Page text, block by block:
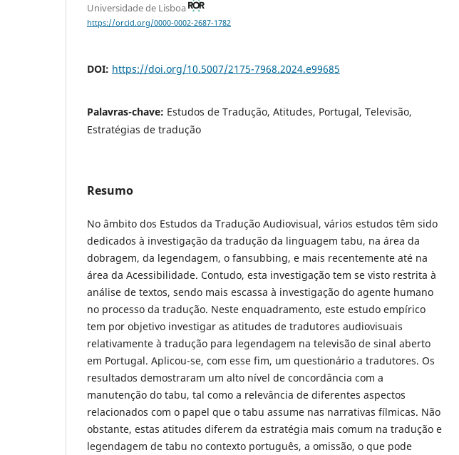
Universidade de Lisboa
https://orcid.org/0000-0002-2687-1782
DOI: https://doi.org/10.5007/2175-7968.2024.e99685
Palavras-chave: Estudos de Tradução, Atitudes, Portugal, Televisão,
Estratégias de tradução
Resumo
No âmbito dos Estudos da Tradução Audiovisual, vários estudos têm sido
dedicados à investigação da tradução da linguagem tabu, na área da
dobragem, da legendagem, o fansubbing, e mais recentemente até na
área da Acessibilidade. Contudo, esta investigação tem se visto restrita à
análise de textos, sendo mais escassa à investigação do agente humano
no processo da tradução. Neste enquadramento, este estudo empírico
tem por objetivo investigar as atitudes de tradutores audiovisuais
relativamente à tradução para legendagem na televisão de sinal aberto
em Portugal. Aplicou-se, com esse fim, um questionário a tradutores. Os
resultados demostraram um alto nível de concordância com a
manutenção do tabu, tal como a relevância de diferentes aspectos
relacionados com o papel que o tabu assume nas narrativas fílmicas. Não
obstante, estas atitudes diferem da estratégia mais comum na tradução e
legendagem de tabu no contexto português, a omissão, o que pode